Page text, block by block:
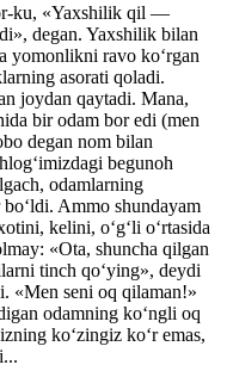
ku, «Yaxshilik qil —
degan. Yaxshilik bilan
yomonlikni ravo ko‘rgan
asorati qoladi.
joydan qaytadi. Mana,
bir odam bor edi (men
degan nom bilan
begunoh
odamlarning
Ammo shundayam
kelini, o‘g‘li o‘rtasida
«Ota, shuncha qilgan
tinch qo‘ying», deydi
«Men seni oq qilaman!»
odamning ko‘ngli oq
ko‘zingiz ko‘r emas,